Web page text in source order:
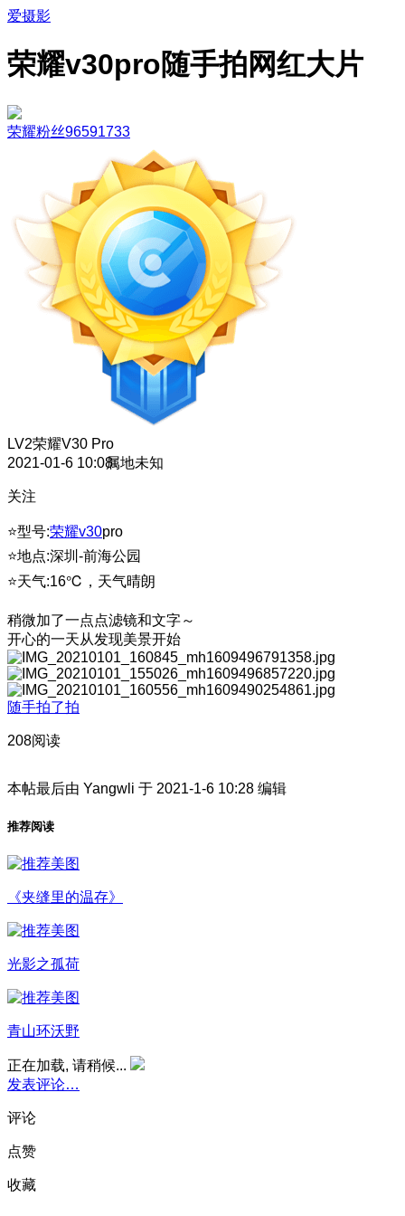
爱摄影
荣耀v30pro随手拍网红大片
荣耀粉丝96591733
LV2荣耀V30 Pro
2021-01-6 10:08属地未知
关注
⭐型号:荣耀v30pro
⭐地点:深圳-前海公园
⭐天气:16℃，天气晴朗
稍微加了一点点滤镜和文字～
开心的一天从发现美景开始
随手拍了拍
208阅读
本帖最后由 Yangwli 于 2021-1-6 10:28 编辑
推荐阅读
《夹缝里的温存》
光影之孤荷
青山环沃野
正在加载, 请稍候...
发表评论…
评论
点赞
收藏